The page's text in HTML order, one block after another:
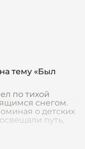
тему «Был
по тихой
снегом.
о детских
путь,